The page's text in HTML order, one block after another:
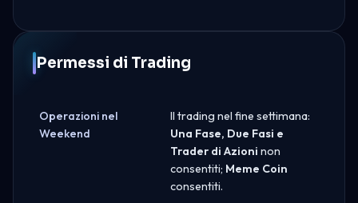
Permessi di Trading
Operazioni nel
Weekend
Il trading nel fine settimana:
Una Fase, Due Fasi e
Trader di Azioni non
consentiti; Meme Coin
consentiti.